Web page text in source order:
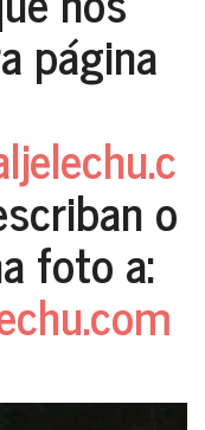
página
o
foto a: